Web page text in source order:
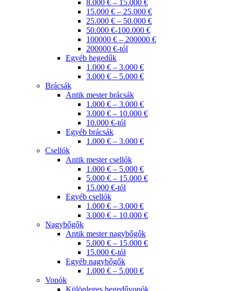
8.000 € – 15.000 €
15.000 € – 25.000 €
25.000 € – 50.000 €
50.000 €-100.000 €
100000 € – 200000 €
200000 €-tól
Egyéb hegedűk
1.000 € – 3.000 €
3.000 € – 5.000 €
Brácsák
Antik mester brácsák
1.000 € – 3.000 €
3.000 € – 10.000 €
10.000 €-tól
Egyéb brácsák
1.000 € – 3.000 €
Csellók
Antik mester csellók
1.000 € – 5.000 €
5.000 € – 15.000 €
15.000 €-tól
Egyéb csellók
1.000 € – 3.000 €
3.000 € – 10.000 €
Nagybőgők
Antik mester nagybőgők
5.000 € – 15.000 €
15.000 €-tól
Egyéb nagybőgők
1.000 € – 5.000 €
Vonók
Különleges hegedűvonók